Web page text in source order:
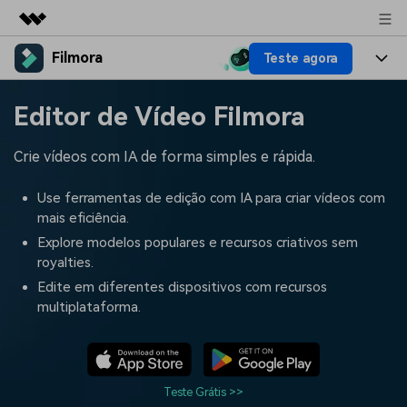
Produtos em destaque
Utilitários
Negócios
Soluções
Sobre nós
Sala de imprensa
Loja
Suporte
Filmora Teste agora
Produtos
Recursos criativos
IA
Vídeo/Imagem
Áudio
Textos
Soluções
Filmora para
Criar
Recursos
Prompts de Vídeo
populares para gerar vídeos
semelhantes em segundos
tendências de marketing de
vídeo em 2025
Central de ajuda
Fale conosco Histórias de clientes
alcançam sucesso
Preços Entrar
Editor de Vídeo Filmora
Crie vídeos com IA de forma simples e rápida.
Use ferramentas de edição com IA para criar vídeos com
mais eficiência.
Explore modelos populares e recursos criativos sem
royalties.
Edite em diferentes dispositivos com recursos
multiplataforma.
Teste Grátis >>